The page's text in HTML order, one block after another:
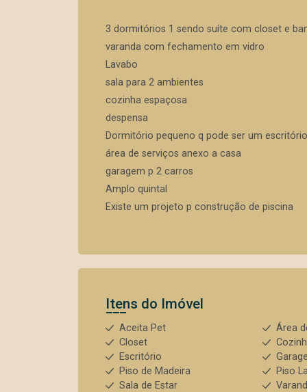
3 dormitórios 1 sendo suíte com closet e
varanda com fechamento em vidro
Lavabo
sala para 2 ambientes
cozinha espaçosa
despensa
Dormitório pequeno q pode ser um
área de serviços anexo a casa
garagem p 2 carros
Amplo quintal
Existe um projeto p construção de piscina
Itens do Imóvel
Aceita Pet
Área
Closet
Escritório
Piso de Madeira
Piso
Sala de Estar